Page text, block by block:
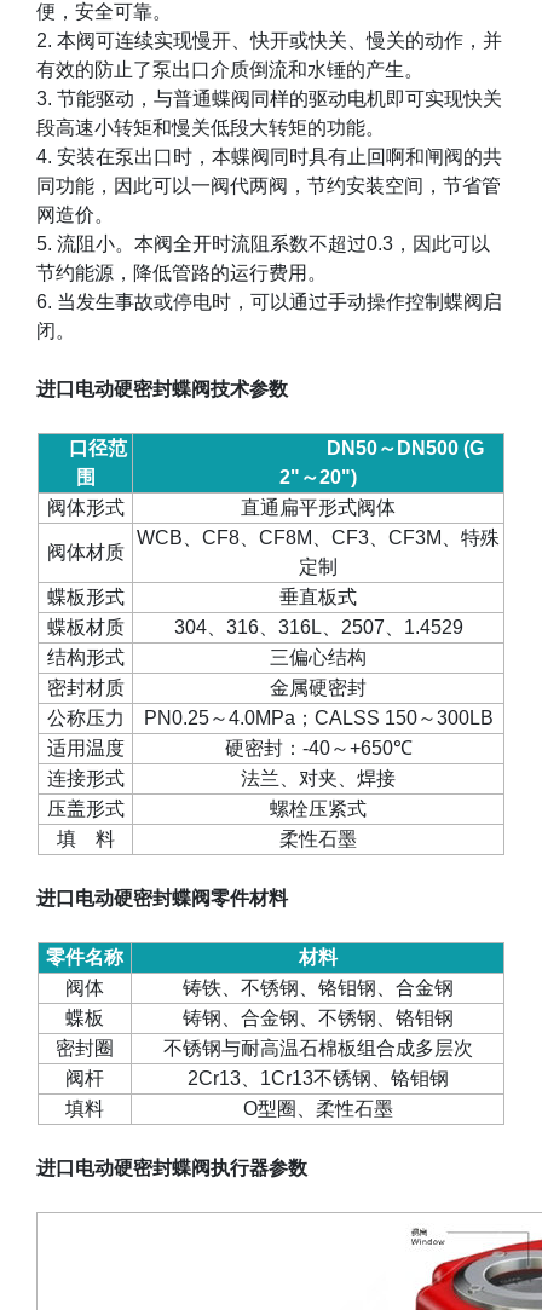
便，安全可靠。
2. 本阀可连续实现慢开、快开或快关、慢关的动作，并
有效的防止了泵出口介质倒流和水锤的产生。
3. 节能驱动，与普通蝶阀同样的驱动电机即可实现快关
段高速小转矩和慢关低段大转矩的功能。
4. 安装在泵出口时，本蝶阀同时具有止回啊和闸阀的共
同功能，因此可以一阀代两阀，节约安装空间，节省管
网造价。
5. 流阻小。本阀全开时流阻系数不超过0.3 ，因此可以
节约能源，降低管路的运行费用。
6. 当发生事故或停电时，可以通过手动操作控制蝶阀启
闭。
进口电动硬密封蝶阀技术参数
口径范
围
DN50～ DN500 (G
2" ～20")
阀体形式
直通扁平形式阀体
阀体材质
WCB CF8 CF8M CF3 CF3M
、特殊
定制
蝶板形式
垂直板式
蝶板材质
304、 316、 316L 2507
1.4529
结构形式
三偏心结构
密封材质
金属硬密封
公称压力
PN0.25～4.0MPa ； CALSS 150～300LB
适用温度
硬密封： -40～+650℃
连接形式
法兰、对夹、焊接
压盖形式
螺栓压紧式
填
料 柔性石墨
进口电动硬密封蝶阀零件材料
零件名称
材料
阀体
铸铁、不锈钢、铬钼钢、合金钢
蝶板
铸钢、合金钢、不锈钢、铬钼钢
密封圈
不锈钢与耐高温石棉板组合成多层次
阀杆
2Cr13、 1Cr13不锈钢、铬钼钢
填料
O型圈、柔性石墨
进口电动硬密封蝶阀执行器参数